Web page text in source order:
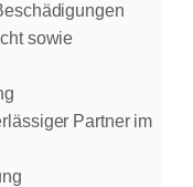
sowie
Partner im